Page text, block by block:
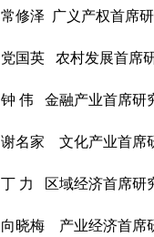
常修泽 广义产权首席研
党国英 农村发展首席
钟 伟 金融产业首席研
谢名家 文化产业首席
丁 力 区域经济首席研
向晓梅 产业经济首席